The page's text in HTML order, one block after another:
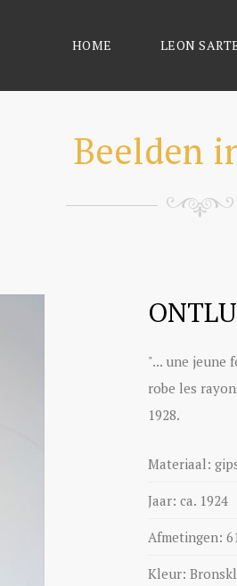
HOME LEON
Beelden
"... une jeune
robe les
1928.
Materiaal:
Jaar: ca. 1924
Afmetingen:
Kleur: